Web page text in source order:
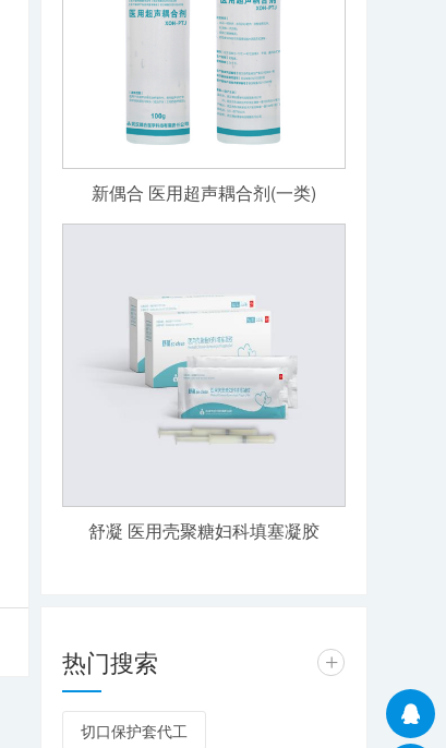
新偶合 医用超声耦合剂(一类)
舒凝 医用壳聚糖妇科填塞凝胶
热门搜索 +
切口保护套代工